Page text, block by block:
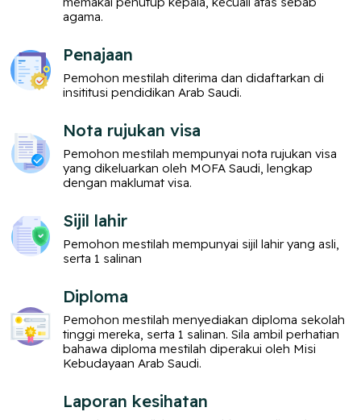
agama.
Penajaan
Pemohon mestilah diterima dan didaftarkan di
insititusi pendidikan Arab Saudi.
Nota rujukan visa
Pemohon mestilah mempunyai nota rujukan visa
yang dikeluarkan oleh MOFA Saudi, lengkap
dengan maklumat visa.
Sijil lahir
Pemohon mestilah mempunyai sijil lahir yang asli,
serta 1 salinan
Diploma
Pemohon mestilah menyediakan diploma sekolah
tinggi mereka, serta 1 salinan. Sila ambil perhatian
bahawa diploma mestilah diperakui oleh Misi
Kebudayaan Arab Saudi.
Laporan kesihatan